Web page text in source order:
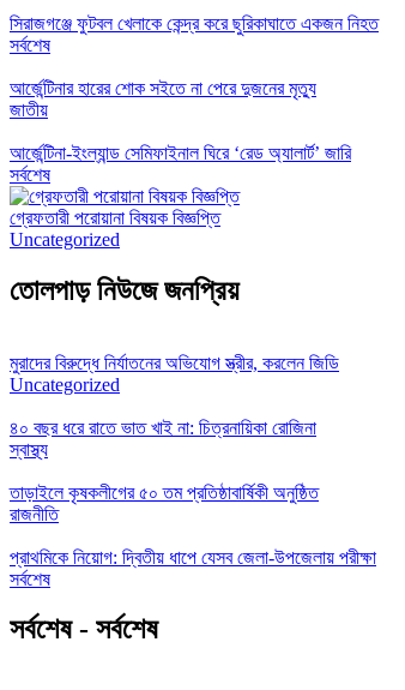
সিরাজগঞ্জে ফুটবল খেলাকে কেন্দ্র করে ছুরিকাঘাতে একজন নিহত
সর্বশেষ
আর্জেন্টিনার হারের শোক সইতে না পেরে দুজনের মৃত্যু
জাতীয়
আর্জেন্টিনা-ইংল্যান্ড সেমিফাইনাল ঘিরে ‘রেড অ্যালার্ট’ জারি
সর্বশেষ
গ্রেফতারী পরোয়ানা বিষয়ক বিজ্ঞপ্তি
Uncategorized
তোলপাড় নিউজে জনপ্রিয়
মুরাদের বিরুদ্ধে নির্যাতনের অভিযোগ স্ত্রীর, করলেন জিডি
Uncategorized
৪০ বছর ধরে রাতে ভাত খাই না: চিত্রনায়িকা রোজিনা
স্বাস্থ্য
তাড়াইলে কৃষকলীগের ৫০ তম প্রতিষ্ঠাবার্ষিকী অনুষ্ঠিত
রাজনীতি
প্রাথমিকে নিয়োগ: দ্বিতীয় ধাপে যেসব জেলা-উপজেলায় পরীক্ষা
সর্বশেষ
সর্বশেষ - সর্বশেষ